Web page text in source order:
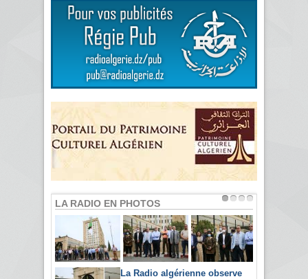
LA RADIO EN PHOTOS
La Radio algérienne observe